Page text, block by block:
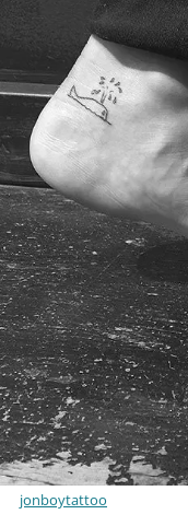
jonboytattoo